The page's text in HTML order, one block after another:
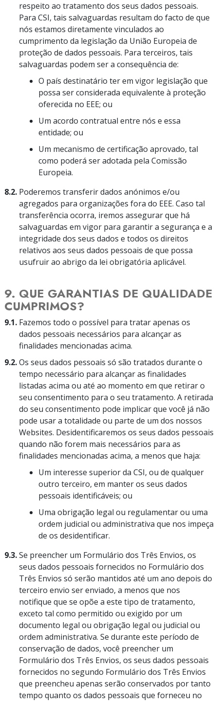
respeito ao tratamento dos seus dados pessoais.
Para CSI, tais salvaguardas resultam do facto de que
nós estamos diretamente vinculados ao
cumprimento da legislação da União Europeia de
proteção de dados pessoais. Para terceiros, tais
salvaguardas podem ser a consequência de:
O país destinatário ter em vigor legislação que
possa ser considerada equivalente à proteção
oferecida no EEE; ou
Um acordo contratual entre nós e essa
entidade; ou
Um mecanismo de certificação aprovado, tal
como poderá ser adotada pela Comissão
Europeia.
8.2. Poderemos transferir dados anónimos e/ou
agregados para organizações fora do EEE. Caso tal
transferência ocorra, iremos assegurar que há
salvaguardas em vigor para garantir a segurança e a
integridade dos seus dados e todos os direitos
relativos aos seus dados pessoais de que possa
usufruir ao abrigo da lei obrigatória aplicável.
9. QUE GARANTIAS DE QUALIDADE
CUMPRIMOS?
9.1. Fazemos todo o possível para tratar apenas os
dados pessoais necessários para alcançar as
finalidades mencionadas acima.
9.2.Os seus dados pessoais só são tratados durante o
tempo necessário para alcançar as finalidades
listadas acima ou até ao momento em que retirar o
seu consentimento para o seu tratamento. A retirada
do seu consentimento pode implicar que você já não
pode usar a totalidade ou parte de um dos nossos
Websites. Desidentificaremos os seus dados pessoais
quando não forem mais necessários para as
finalidades mencionadas acima, a menos que haja:
Um interesse superior da CSI, ou de qualquer
outro terceiro, em manter os seus dados
pessoais identificáveis; ou
Uma obrigação legal ou regulamentar ou uma
ordem judicial ou administrativa que nos impeça
de os desidentificar.
9.3.Se preencher um Formulário dos Três Envios, os
seus dados pessoais fornecidos no Formulário dos
Três Envios só serão mantidos até um ano depois do
terceiro envio ser enviado, a menos que nos
notifique que se opõe a este tipo de tratamento,
exceto tal como permitido ou exigido por um
documento legal ou obrigação legal ou judicial ou
ordem administrativa. Se durante este período de
conservação de dados, você preencher um
Formulário dos Três Envios, os seus dados pessoais
fornecidos no segundo Formulário dos Três Envios
que preencheu apenas serão conservados por tanto
tempo quanto os dados pessoais que forneceu no